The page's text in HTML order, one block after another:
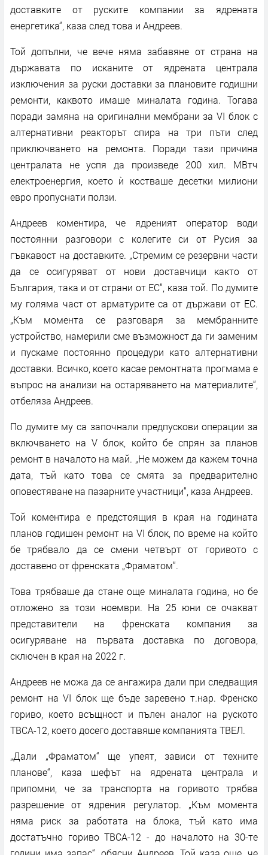
доставките от руските компании за ядрената
енергетика“, каза след това и Андреев.
Той допълни, че вече няма забавяне от страна на
държавата по исканите от ядрената централа
изключения за руски доставки за плановите годишни
ремонти, каквото имаше миналата година. Тогава
поради замяна на оригинални мембрани за VI блок с
алтернативни реакторът спира на три пъти след
приключването на ремонта. Поради тази причина
централата не успя да произведе 200 хил. МВтч
електроенергия, което ѝ костваше десетки милиони
евро пропуснати ползи.
Андреев коментира, че ядреният оператор води
постоянни разговори с колегите си от Русия за
гъвкавост на доставките. „Стремим се резервни части
да се осигуряват от нови доставчици както от
България, така и от страни от ЕС“, каза той. По думите
му голяма част от арматурите са от държави от ЕС.
„Към момента се разговаря за мембранните
устройство, намерили сме възможност да ги заменим
и пускаме постоянно процедури като алтернативни
доставки. Всичко, което касае ремонтната прогмама е
въпрос на анализи на остаряването на материалите“,
отбеляза Андреев.
По думите му са започнали предпускови операции за
включването на V блок, който бе спрян за планов
ремонт в началото на май. „Не можем да кажем точна
дата, тъй като това се смята за предварително
оповестяване на пазарните участници“, каза Андреев.
Той коментира е предстоящия в края на годината
планов годишен ремонт на VI блок, по време на който
бе трябвало да се смени четвърт от горивото с
доставено от френската „Фраматом“.
Това трябваше да стане още миналата година, но бе
отложено за този ноември. На 25 юни се очакват
представители на френската компания за
осигуряване на първата доставка по договора,
сключен в края на 2022 г.
Андреев не можа да се ангажира дали при следващия
ремонт на VI блок ще бъде заревено т.нар. Френско
гориво, което всъщност и пълен аналог на руското
ТВСА-12, което досего доставяше компанията ТВЕЛ.
„Дали „Фраматом“ ще упеят, зависи от техните
планове“, каза шефът на ядрената централа и
припомни, че за транспорта на горивото трябва
разрешение от ядрения регулатор. „Към момента
няма риск за работата на блока, тъй като има
достатъчно гориво ТВСА-12 - до началото на 30-те